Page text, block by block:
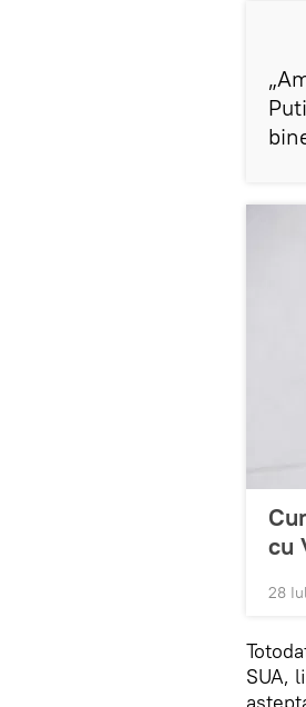
cu
28
SUA,